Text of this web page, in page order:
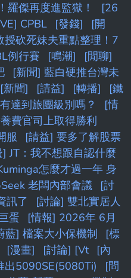
羅傑再度進監獄！
[26
CPBL [發錢]
[開
授砍死妹夫重點整理！7
例行賽 [鳴潮]
[閒聊]
[新聞] 藍白硬推台灣未
[新聞] [請益] [轉播]
[鐵
達到旅團級別嗎？
[情
費官司上取得勝利
服
[請益] 要多了解股票
] JT：我不想跟自認什麼
怎麼才過一年 身
老闆內部會議
[討
訊了
[討論] 雙北實居人
蛋
[情報] 2026年 6月
藍] 檔案大小保機制
[標
[漫畫] [討論] [Vt
[內
出5090SE(5080Ti)
[問